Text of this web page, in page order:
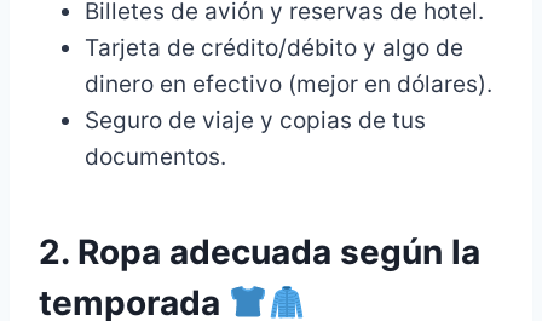
Billetes de avión y reservas de hotel.
Tarjeta de crédito/débito y algo de
dinero en efectivo (mejor en dólares).
Seguro de viaje y copias de tus
documentos.
2. Ropa adecuada según la
temporada